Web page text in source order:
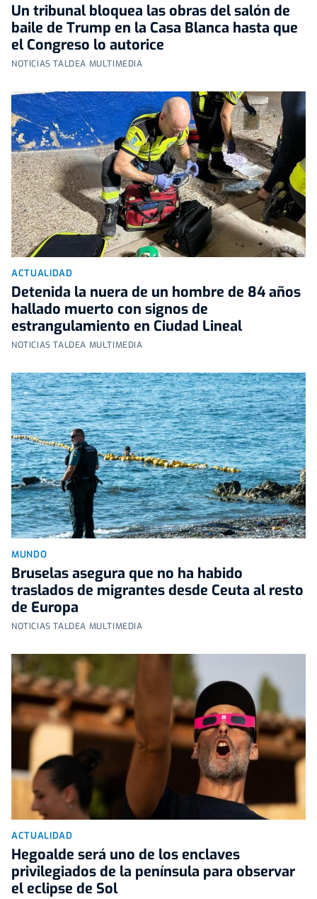
Un tribunal bloquea las obras del salón de
baile de Trump en la Casa Blanca hasta que
el Congreso lo autorice
NOTICIAS TALDEA MULTIMEDIA
ACTUALIDAD
Detenida la nuera de un hombre de 84 años
hallado muerto con signos de
estrangulamiento en Ciudad Lineal
NOTICIAS TALDEA MULTIMEDIA
MUNDO
Bruselas asegura que no ha habido
traslados de migrantes desde Ceuta al resto
de Europa
NOTICIAS TALDEA MULTIMEDIA
ACTUALIDAD
Hegoalde será uno de los enclaves
privilegiados de la península para observar
el eclipse de Sol